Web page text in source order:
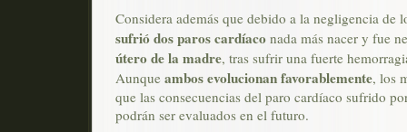
Considera además que debido a la negligencia de
sufrió dos paros cardíaco nada más nacer y fue
útero de la madre, tras sufrir una fuerte
Aunque ambos evolucionan favorablemente, los
que las consecuencias del paro cardíaco sufrido
podrán ser evaluados en el futuro.